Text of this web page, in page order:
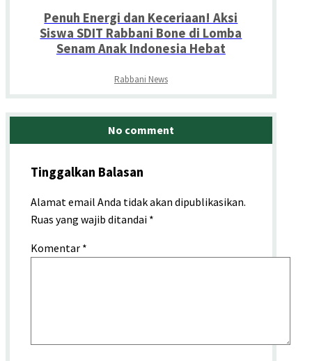
Penuh Energi dan Keceriaan! Aksi
Siswa SDIT Rabbani Bone di Lomba
Senam Anak Indonesia Hebat
Rabbani News
No comment
Tinggalkan Balasan
Alamat email Anda tidak akan dipublikasikan.
Ruas yang wajib ditandai *
Komentar *